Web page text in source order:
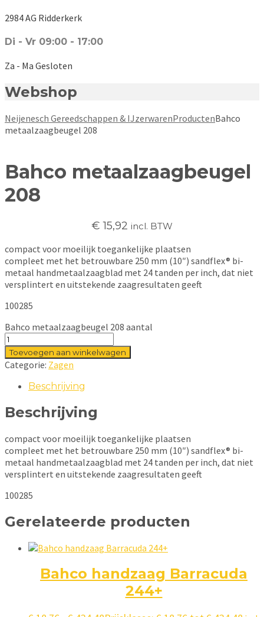
2984 AG Ridderkerk
Di - Vr 09:00 - 17:00
Za - Ma Gesloten
Webshop
Neijenesch Gereedschappen & IJzerwarenProductenBahco
metaalzaagbeugel 208
Bahco metaalzaagbeugel
208
€ 15,92 incl. BTW
compact voor moeilijk toegankelijke plaatsen
compleet met het betrouwbare 250 mm (10″) sandflex® bi-
metaal handmetaalzaagblad met 24 tanden per inch, dat niet
versplintert en uitstekende zaagresultaten geeft
100285
Bahco metaalzaagbeugel 208 aantal
Toevoegen aan winkelwagen
Categorie: Zagen
Beschrijving
Beschrijving
compact voor moeilijk toegankelijke plaatsen
compleet met het betrouwbare 250 mm (10″) sandflex® bi-
metaal handmetaalzaagblad met 24 tanden per inch, dat niet
versplintert en uitstekende zaagresultaten geeft
100285
Gerelateerde producten
Bahco handzaag Barracuda
244+